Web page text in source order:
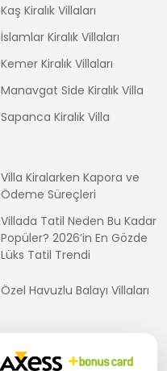
Kaş Kiralık Villaları
İslamlar Kiralık Villaları
Kemer Kiralık Villaları
Manavgat Side Kiralık Villa
Sapanca Kiralık Villa
Villa Kiralarken Kapora ve
Ödeme Süreçleri
Villada Tatil Neden Bu Kadar
Popüler? 2026’in En Gözde
Lüks Tatil Trendi
Özel Havuzlu Balayı Villaları